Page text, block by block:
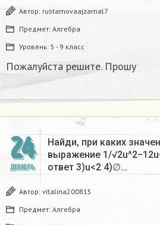
Автор: rustamovaajzamal7
Предмет: Алгебра
Уровень: 5 - 9 класс
Пожалуйста решите. Прошу
24
ДЕКАБРЬ
Найди, при каких
выражение 1/
ответ 3)u<2 4)∅…
Автор: vitalina200815
Предмет: Алгебра